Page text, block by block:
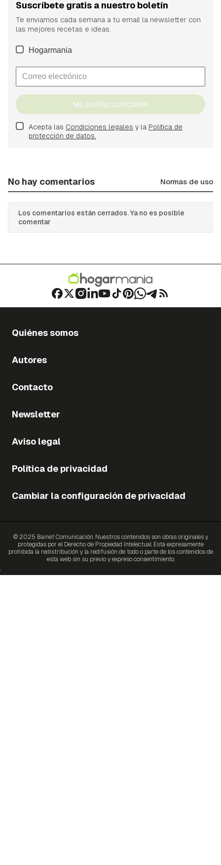
Suscríbete gratis a nuestro boletín
Te enviamos cada semana a tu email la newsletter con
las mejores recetas e ideas.
Hogarmania
ME QUIERO SUSCRIBIR
Acepta las Condiciones legales y la Política de
protección de datos.
No hay comentarios Normas de uso
Los comentarios están cerrados. Ya no es posible
comentar
Quiénes somos
Autores
Contacto
Newsletter
Aviso legal
Política de privacidad
Cambiar la configuración de privacidad
© 2025 Bainet Comunicación. Nuestros contenidos son obras originales y
protegidas por el Derecho de Propiedad Intelectual. Está expresamente
prohibida la redistribución y la redifusión de todo o parte de los contenidos de
esta web sin su previo y expreso consentimiento.